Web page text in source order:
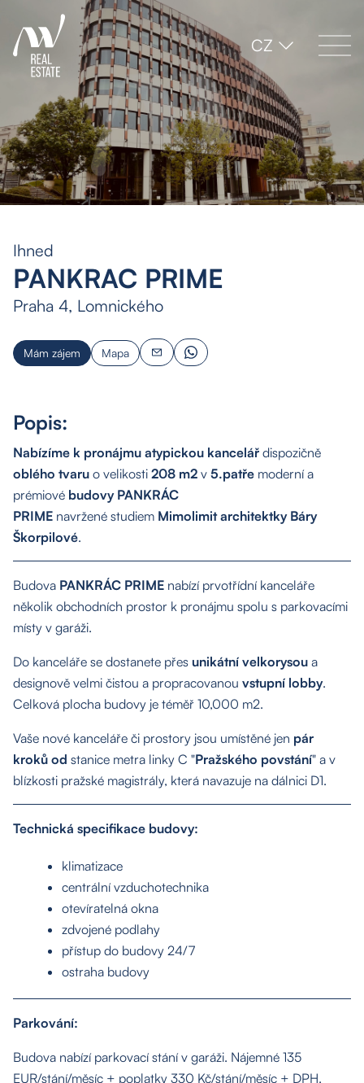
CZ
Ihned
PANKRAC PRIME
Praha 4, Lomnického
Mám zájem Mapa
Popis:
Nabízíme k pronájmu atypickou kancelář dispozičně
oblého tvaru o velikosti 208 m2 v 5.patře moderní a
prémiové budovy PANKRÁC
PRIME navržené studiem Mimolimit architektky Báry
Škorpilové.
Budova PANKRÁC PRIME nabízí prvotřídní kanceláře
několik obchodních prostor k pronájmu spolu s parkovacími
místy v garáži.
Do kanceláře se dostanete přes unikátní velkorysou a
designově velmi čistou a propracovanou vstupní lobby.
Celková plocha budovy je téměř 10,000 m2.
Vaše nové kanceláře či prostory jsou umístěné jen pár
kroků od stanice metra linky C "Pražského povstání" a v
blízkosti pražské magistrály, která navazuje na dálnici D1.
Technická specifikace budovy:
klimatizace
centrální vzduchotechnika
otevíratelná okna
zdvojené podlahy
přístup do budovy 24/7
ostraha budovy
Parkování:
Budova nabízí parkovací stání v garáži. Nájemné 135
EUR/stání/měsíc + poplatky 330 Kč/stání/měsíc + DPH.